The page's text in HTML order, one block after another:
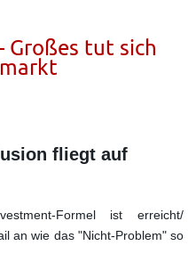
Großes tut sich
fliegt auf
Formel ist erreicht/
an wie das "Nicht-Problem" so